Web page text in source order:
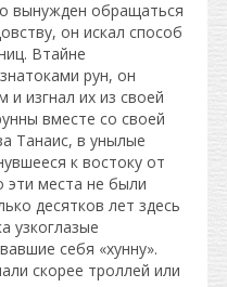
вынужден обращаться
он искал способ
Втайне
рун, он
и изгнал их из своей
вместе со своей
Танаис, в унылые
к востоку от
эти места не были
десятков лет здесь
узкоглазые
себя «хунну».
скорее троллей или